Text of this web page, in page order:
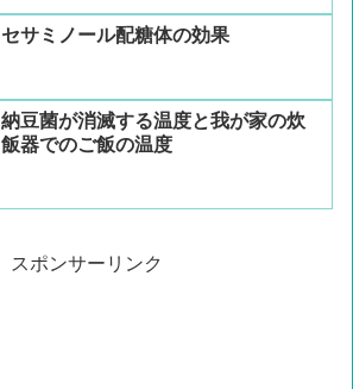
セサミノール配糖体の効果
納豆菌が消滅する温度と我が家の炊
飯器でのご飯の温度
スポンサーリンク